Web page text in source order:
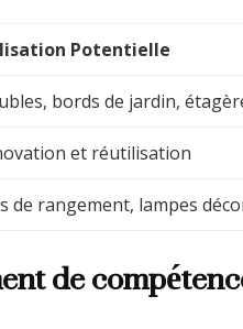
Potentielle
bords de jardin,
et réutilisation
de rangement, lampes
de